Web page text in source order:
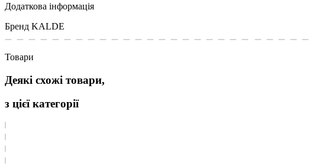
Додаткова інформація
Бренд KALDE
Товари
Деякі схожі товари,
з цієї категорії